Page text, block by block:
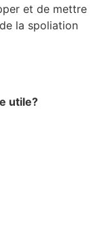
et de mettre
la spoliation
utile?